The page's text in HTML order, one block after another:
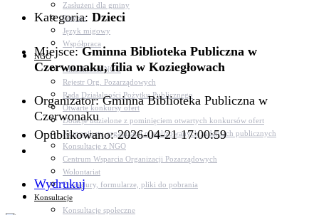
Zasłużeni dla gminy
Petycje
Język migowy
Współpraca
NGO
Aktualności NGO
Rejestr Org. Pozarządowych
Rada Działalności Pożytku Publicznego
Otwarte konkursy ofert
Dotacje udzielone z pominięciem otwartych konkursów ofert
Komunikaty organizacji o realizowanych zadaniach publicznych
Konsultacje z NGO
Centrum Wsparcia Organizacji Pozarządowych
Wolontariat
Procedury, formularze, pliki do pobrania
Konsultacje
Konsultacje społeczne
Kategoria: Dzieci
Miejsce:Gminna Biblioteka Publiczna w
Czerwonaku, filia w Koziegłowach
Organizator: Gminna Biblioteka Publiczna w
Czerwonaku
Opublikowano: 2026-04-21 17:00:59
Wydrukuj